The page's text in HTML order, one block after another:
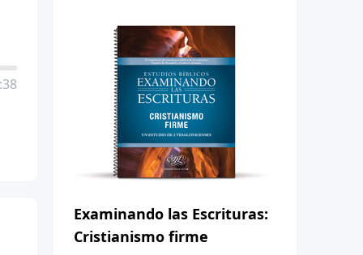
Examinando las Escrituras:
Cristianismo firme